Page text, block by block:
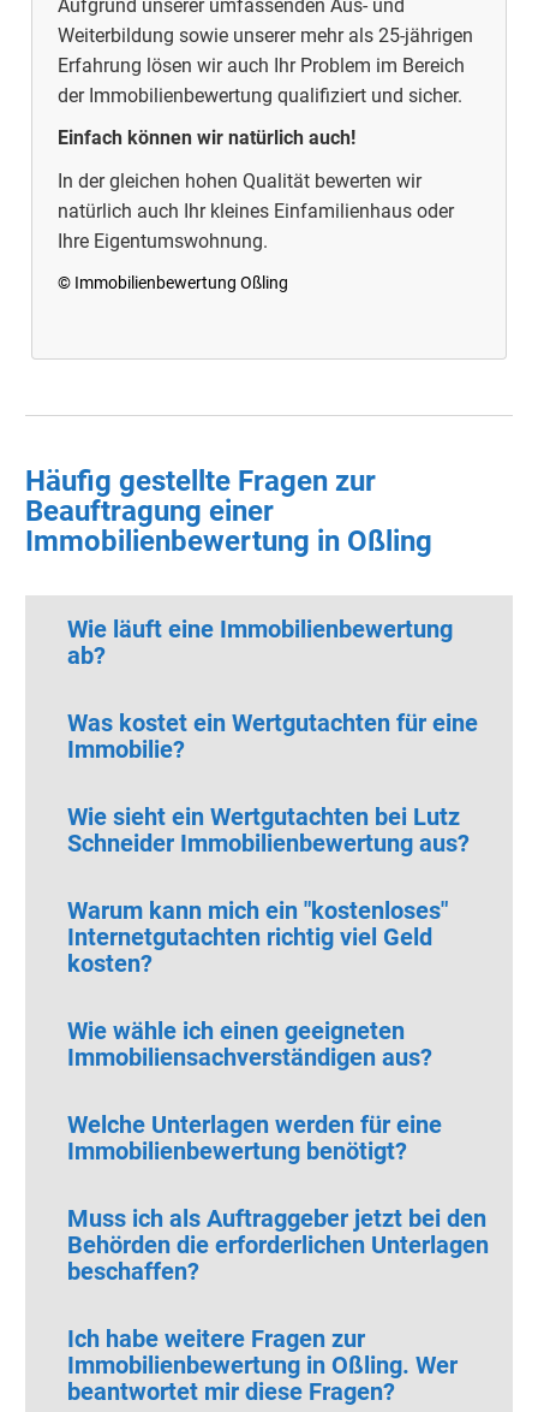
Aufgrund unserer umfassenden Aus- und
Weiterbildung sowie unserer mehr als 25-jährigen
Erfahrung lösen wir auch Ihr Problem im Bereich
der Immobilienbewertung qualifiziert und sicher.
Einfach können wir natürlich auch!
In der gleichen hohen Qualität bewerten wir
natürlich auch Ihr kleines Einfamilienhaus oder
Ihre Eigentumswohnung.
© Immobilienbewertung Oßling
Häufig gestellte Fragen zur
Beauftragung einer
Immobilienbewertung in Oßling
Wie läuft eine Immobilienbewertung
ab?
Was kostet ein Wertgutachten für eine
Immobilie?
Wie sieht ein Wertgutachten bei Lutz
Schneider Immobilienbewertung aus?
Warum kann mich ein "kostenloses"
Internetgutachten richtig viel Geld
kosten?
Wie wähle ich einen geeigneten
Immobiliensachverständigen aus?
Welche Unterlagen werden für eine
Immobilienbewertung benötigt?
Muss ich als Auftraggeber jetzt bei den
Behörden die erforderlichen Unterlagen
beschaffen?
Ich habe weitere Fragen zur
Immobilienbewertung in Oßling. Wer
beantwortet mir diese Fragen?